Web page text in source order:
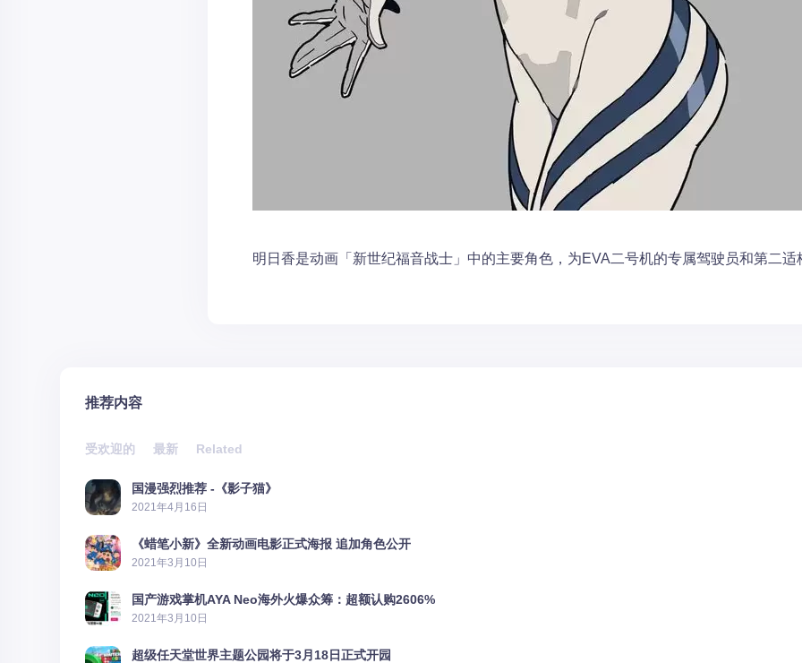
明日香是动画「新世纪福音战士」中的主要角色，为EVA二号机的专属驾驶员和第二适
推荐内容
受欢迎的 最新 Related
国漫强烈推荐 -《影子猫》
2021年4月16日
《蜡笔小新》全新动画电影正式海报 追加角色公开
2021年3月10日
国产游戏掌机AYA Neo海外火爆众筹：超额认购2606%
2021年3月10日
超级任天堂世界主题公园将于3月18日正式开园